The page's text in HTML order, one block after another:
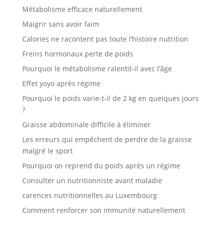
Métabolisme efficace naturellement
Maigrir sans avoir faim
Calories ne racontent pas toute l’histoire nutrition
Freins hormonaux perte de poids
Pourquoi le métabolisme ralentit-il avec l’âge
Effet yoyo après régime
Pourquoi le poids varie-t-il de 2 kg en quelques jours
?
Graisse abdominale difficile à éliminer
Les erreurs qui empêchent de perdre de la graisse
malgré le sport
Pourquoi on reprend du poids après un régime
Consulter un nutritionniste avant maladie
carences nutritionnelles au Luxembourg
Comment renforcer son immunité naturellement